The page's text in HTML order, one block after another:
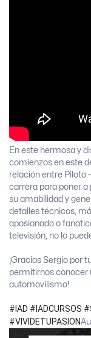
En este hermosa y
comienzos en este
relación entre Piloto
carrera para poner
su amabilidad y
detalles técnicos,
apasionado o
televisión, no lo
¡Gracias Sergio por
permitirnos conocer
automovilismo!
#IAD #IADCURSOS
#VIVIDETUPASION